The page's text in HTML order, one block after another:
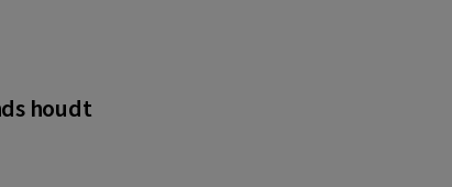
houdt